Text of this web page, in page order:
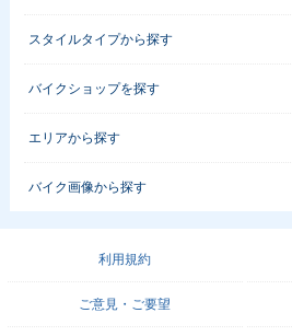
スタイルタイプから探す
バイクショップを探す
エリアから探す
バイク画像から探す
利用規約
ご意見・ご要望